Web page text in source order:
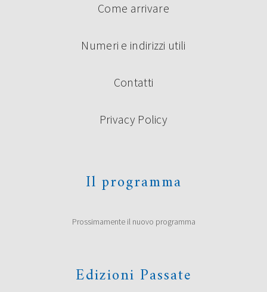
Come arrivare
Numeri e indirizzi utili
Contatti
Privacy Policy
Il programma
Prossimamente il nuovo programma
Edizioni Passate